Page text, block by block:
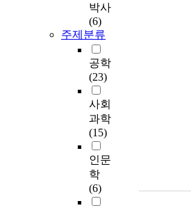
박사
(6)
주제분류
공학
(23)
사회
과학
(15)
인문
학
(6)